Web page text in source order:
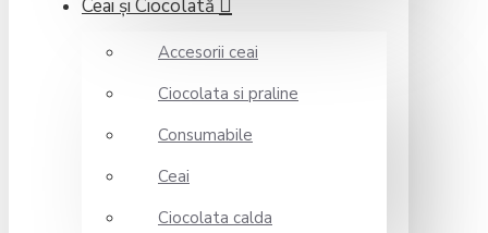
Ceai şi Ciocolată
Accesorii ceai
Ciocolata si praline
Consumabile
Ceai
Ciocolata calda